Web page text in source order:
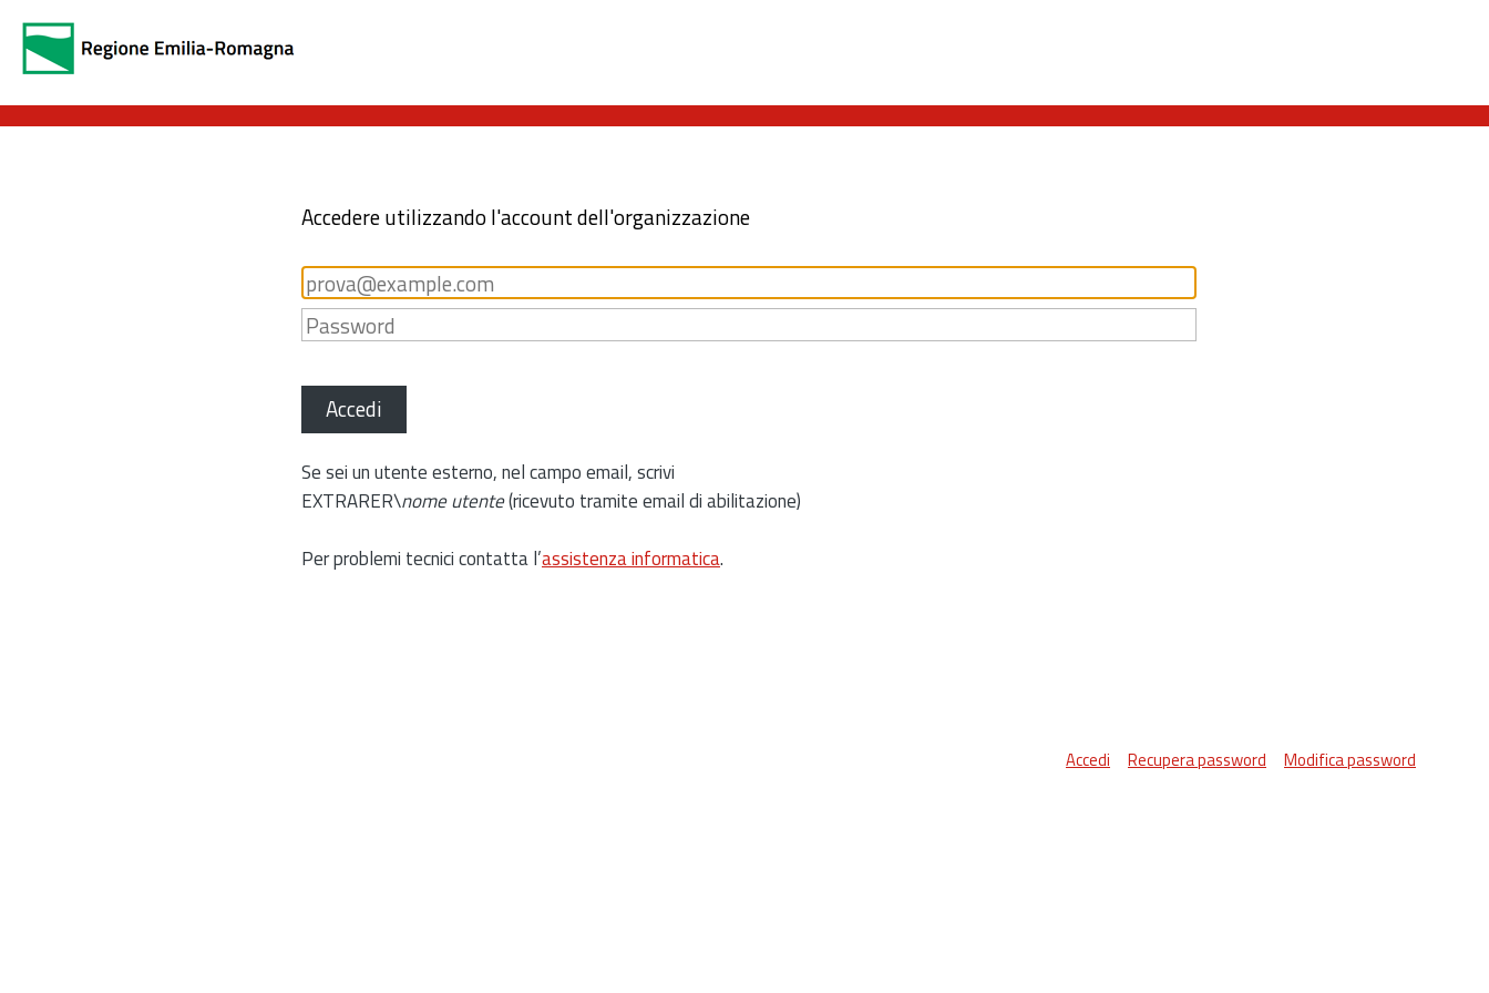
Accedere utilizzando l'account dell'organizzazione
Accedi
Se sei un utente esterno, nel campo email, scrivi
EXTRARER\nome utente(ricevuto tramite email di abilitazione)
Per problemi tecnici contatta l’assistenza informatica.
Accedi Recupera password Modifica password